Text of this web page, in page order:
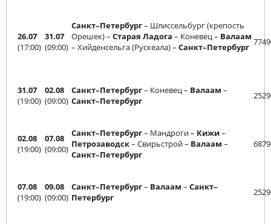
26.07
(17:00)
31.07
(09:00)
Санкт–Петербург– Шлиссельбург (крепость
Орешек) – Старая Ладога – Коневец – Валаам
– Хийденсельга (Рускеала) – Санкт–Петербург
31.07
(19:00)
02.08
(09:00)
Санкт–Петербург– Коневец – Валаам –
Санкт–Петербург
02.08
(19:00)
07.08
(09:00)
Санкт–Петербург– Мандроги – Кижи–
Петрозаводск– Свирьстрой – Валаам –
Санкт–Петербург
07.08
(19:00)
09.08
(09:00)
Санкт–Петербург– Валаам – Санкт–
Петербург